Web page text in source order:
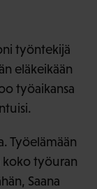
työntekijä
eläkeikään
työaikansa
Työelämään
koko työuran
Saana